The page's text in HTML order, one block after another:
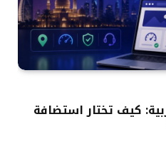
كيف تختار استضافة